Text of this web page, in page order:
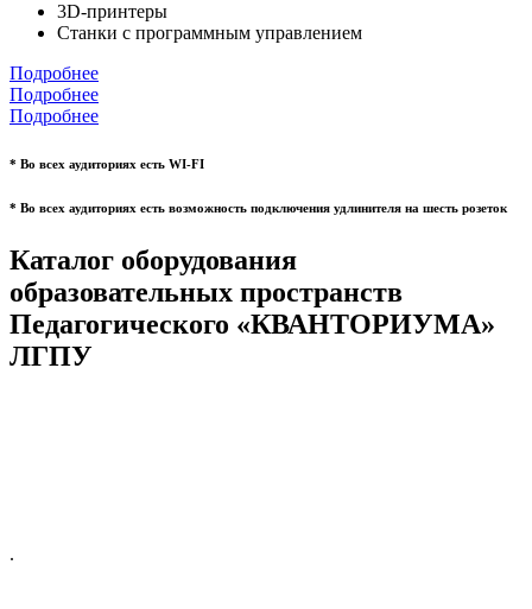
3D-принтеры
Станки с программным управлением
Подробнее
Подробнее
Подробнее
* Во всех аудиториях есть WI-FI
* Во всех аудиториях есть возможность подключения удлинителя на шесть розеток
Каталог оборудования
образовательных пространств
Педагогического «КВАНТОРИУМА»
ЛГПУ
.